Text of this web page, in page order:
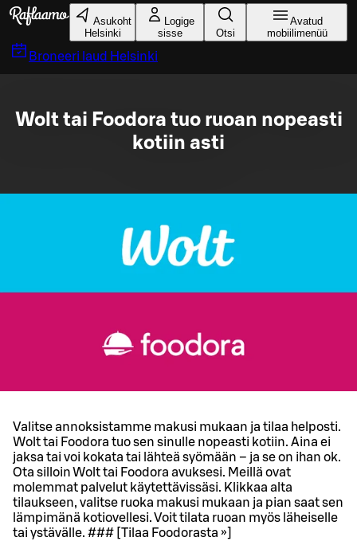
Liigu peamise sisu juurde
Asukoht
Helsinki
Logige
sisse
Otsi
Avatud
mobiilimenüü
Broneeri laud Helsinki
Wolt tai Foodora tuo ruoan nopeasti
kotiin asti
Valitse annoksistamme makusi mukaan ja tilaa helposti.
Wolt tai Foodora tuo sen sinulle nopeasti kotiin. Aina ei
jaksa tai voi kokata tai lähteä syömään – ja se on ihan ok.
Ota silloin Wolt tai Foodora avuksesi. Meillä ovat
molemmat palvelut käytettävissäsi. Klikkaa alta
tilaukseen, valitse ruoka makusi mukaan ja pian saat sen
lämpimänä kotiovellesi. Voit tilata ruoan myös läheiselle
tai ystävälle. ### [Tilaa Foodorasta »]